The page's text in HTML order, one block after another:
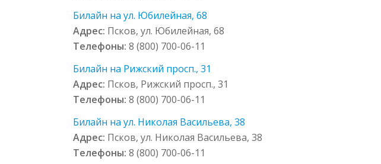
Билайн на ул. Юбилейная, 68
Адрес: Псков, ул. Юбилейная, 68
Телефоны:8 (800) 700-06-11
Билайн на Рижский просп., 31
Адрес: Псков, Рижский просп., 31
Телефоны:8 (800) 700-06-11
Билайн на ул. Николая Васильева, 38
Адрес: Псков, ул. Николая Васильева, 38
Телефоны:8 (800) 700-06-11